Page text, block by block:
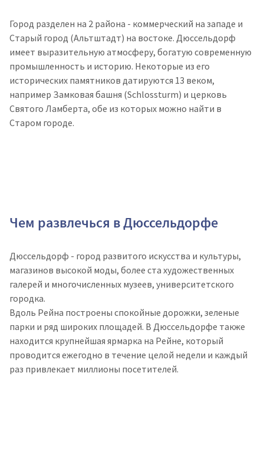
Город разделен на 2 района - коммерческий на западе и
Старый город (Альтштадт) на востоке. Дюссельдорф
имеет выразительную атмосферу, богатую современную
промышленность и историю. Некоторые из его
исторических памятников датируются 13 веком,
например Замковая башня (Schlossturm) и церковь
Святого Ламберта, обе из которых можно найти в
Старом городе.
Чем развлечься в Дюссельдорфе
Дюссельдорф - город развитого искусства и культуры,
магазинов высокой моды, более ста художественных
галерей и многочисленных музеев, университетского
городка.
Вдоль Рейна построены спокойные дорожки, зеленые
парки и ряд широких площадей. В Дюссельдорфе также
находится крупнейшая ярмарка на Рейне, который
проводится ежегодно в течение целой недели и каждый
раз привлекает миллионы посетителей.